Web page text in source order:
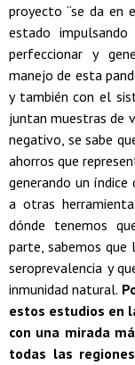
proyecto “se da en
estado
perfeccionar y
manejo de esta
y también con el
juntan muestras de
negativo, se sabe
ahorros que
generando un
a otras
dónde tenemos
parte, sabemos que
seroprevalencia y
inmunidad natural.
estos estudios en
con una mirada
todas las